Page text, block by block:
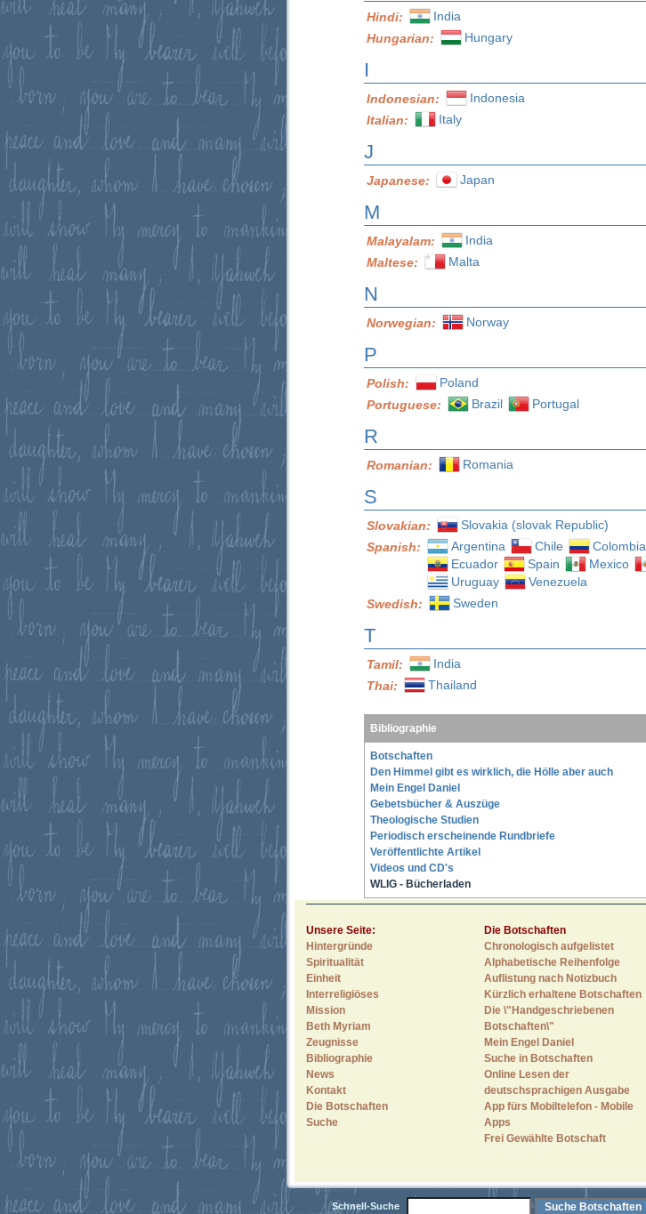
Hindi:
India
Hungarian:
Hungary
I
Indonesian:
Indonesia
Italian:
Italy
J
Japanese: Japan
M
Malayalam:
India
Maltese:
Malta
N
Norwegian: Norway
P
Polish:
Poland
Portuguese:
Brazil Portugal
R
Romanian: Romania
S
Slovakian:
Slovakia (slovak Republic)
Spanish:
Argentina Chile
Colombia
Ecuador
Spain Mexico
Uruguay
Venezuela
Swedish:
Sweden
T
Tamil:
India
Thai:
Thailand
Bibliographie
Botschaften
Den Himmel gibt es wirklich, die Hölle aber auch
Mein Engel Daniel
Gebetsbücher & Auszüge
Theologische Studien
Periodisch erscheinende Rundbriefe
Veröffentlichte Artikel
Videos und CD's
WLIG - Bücherladen
Unsere Seite:
Hintergründe
Spiritualität
Einheit
Interreligiöses
Mission
Beth Myriam
Zeugnisse
Bibliographie
News
Kontakt
Die Botschaften
Suche
Die Botschaften
Chronologisch aufgelistet
Alphabetische Reihenfolge
Auflistung nach Notizbuch
Kürzlich erhaltene Botschaften
Die \"Handgeschriebenen
Botschaften\"
Mein Engel Daniel
Suche in Botschaften
Online Lesen der
deutschsprachigen Ausgabe
App fürs Mobiltelefon - Mobile
Apps
Frei Gewählte Botschaft
Schnell-Suche